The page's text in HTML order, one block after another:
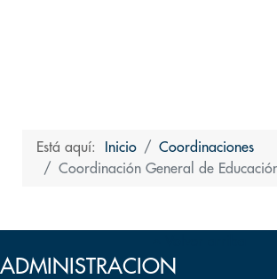
Está aquí: Inicio
Coordinaciones
Coordinación General de
ADMINISTRACION